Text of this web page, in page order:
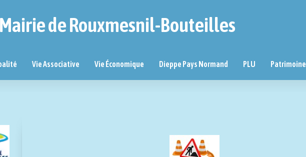
Mairie de Rouxmesnil-Bouteilles
Vie Associative Vie Économique Dieppe Pays Normand PLU Patrimoine